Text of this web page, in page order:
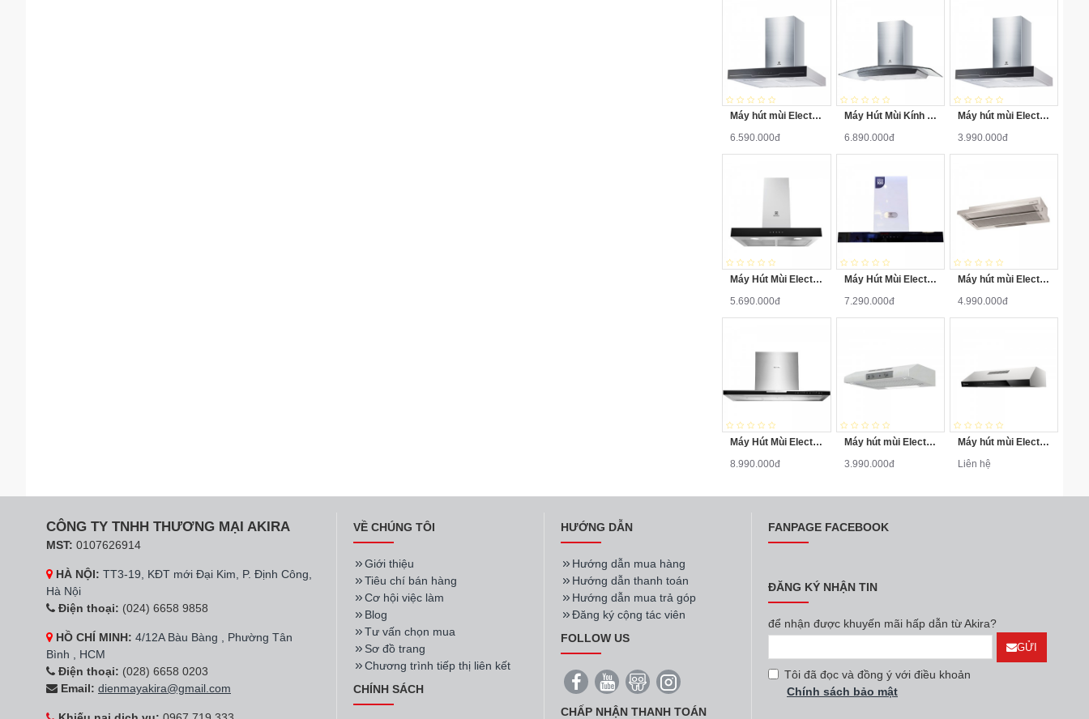
Máy hút mùi Electrolux EFC635SAR
6.590.000đ
Máy Hút Mùi Kính Cong Electrolux EFC636GAR
6.890.000đ
Máy hút mùi Electrolux EFT7041W
3.990.000đ
Máy Hút Mùi Electrolux EFC735SAR
5.690.000đ
Máy Hút Mùi Electrolux EFC736GAR
7.290.000đ
Máy hút mùi Electrolux EFP9520X
4.990.000đ
Máy Hút Mùi Electrolux EFC926BAR
8.990.000đ
Máy hút mùi Electrolux EFT7041W
3.990.000đ
Máy hút mùi Electrolux ERF726SBA
Liên hệ
CÔNG TY TNHH THƯƠNG MẠI AKIRA
MST: 0107626914
HÀ NỘI: TT3-19, KĐT mới Đại Kim, P. Định Công,
Hà Nội
Điện thoại: (024) 6658 9858
HỒ CHÍ MINH: 4/12A Bàu Bàng , Phường Tân
Bình , HCM
Điện thoại: (028) 6658 0203
Email: dienmayakira@gmail.com
VỀ CHÚNG TÔI
Giới thiệu
Tiêu chí bán hàng
Cơ hội việc làm
Blog
Tư vấn chọn mua
Sơ đồ trang
Chương trình tiếp thị liên kết
CHÍNH SÁCH
HƯỚNG DẪN
Hướng dẫn mua hàng
Hướng dẫn thanh toán
Hướng dẫn mua trả góp
Đăng ký cộng tác viên
FOLLOW US
CHẤP NHẬN THANH TOÁN
FANPAGE FACEBOOK
ĐĂNG KÝ NHẬN TIN
để nhận được khuyến mãi hấp dẫn từ Akira?
GỬI
Tôi đã đọc và đồng ý với điều khoản
Chính sách bảo mật